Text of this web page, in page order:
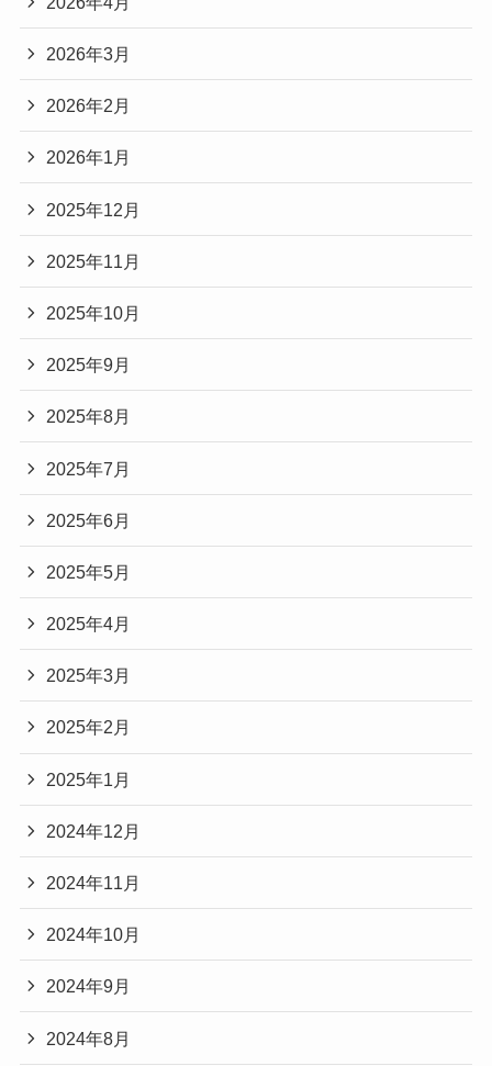
2026年3月
2026年2月
2026年1月
2025年12月
2025年11月
2025年10月
2025年9月
2025年8月
2025年7月
2025年6月
2025年5月
2025年4月
2025年3月
2025年2月
2025年1月
2024年12月
2024年11月
2024年10月
2024年9月
2024年8月